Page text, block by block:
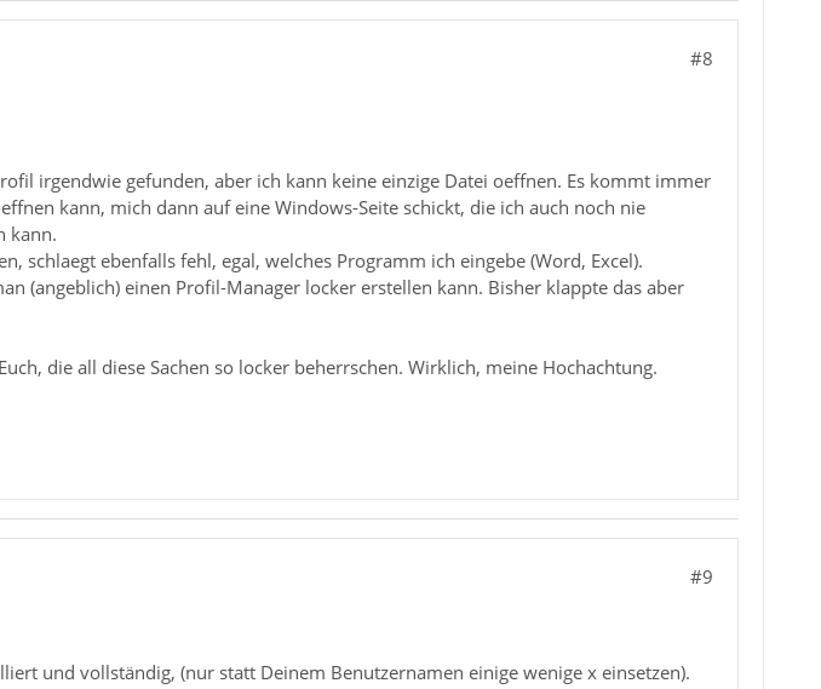
#8
irgendwie gefunden, aber ich kann keine einzige Datei oeffnen. Es kommt immer
kann, mich dann auf eine Windows-Seite schickt, die ich auch noch nie
kann.
schlaegt ebenfalls fehl, egal, welches Programm ich eingebe (Word, Excel).
(angeblich) einen Profil-Manager locker erstellen kann. Bisher klappte das aber
die all diese Sachen so locker beherrschen. Wirklich, meine Hochachtung.
#9
und vollständig, (nur statt Deinem Benutzernamen einige wenige x einsetzen).